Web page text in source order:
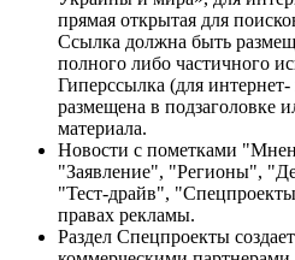
прямая открытая для
Ссылка должна быть
полного либо частичного
Гиперссылка (для
размещена в подзаголовке
материала.
Новости с пометками
"Заявление", "Регионы",
"Тест-драйв",
правах рекламы.
Раздел Спецпроекты